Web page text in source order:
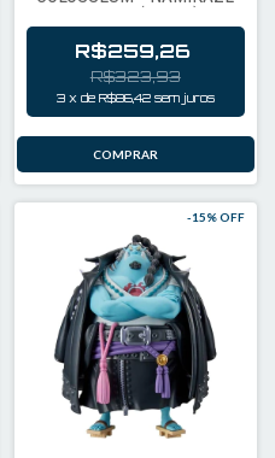
MINATO (86146)
R$259,26
R$323,93
3 xdeR$86,42 sem juros
-15% OFF